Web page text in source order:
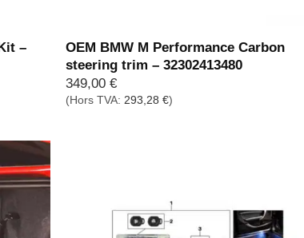
–
OEM BMW M Performance Carbon
steering trim – 32302413480
349,00€
(Hors TVA:293,28€)